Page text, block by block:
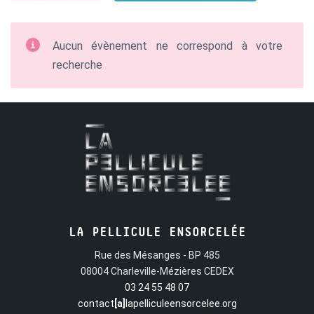
Aucun évènement ne correspond à votre
recherche
LA PELLICULE ENSORCELÉE
Rue des Mésanges - BP 485
08004 Charleville-Mézières CEDEX
03 24 55 48 07
contact [a] lapelliculeensorcelee.org